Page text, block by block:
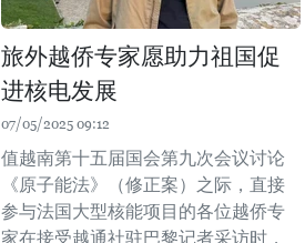
旅外越侨专家愿助力祖国促
进核电发展
07/05/2025 09:12
值越南第十五届国会第九次会议讨论
《原子能法》（修正案）之际，直接
参与法国大型核能项目的各位越侨专
家在接受越通社驻巴黎记者采访时，